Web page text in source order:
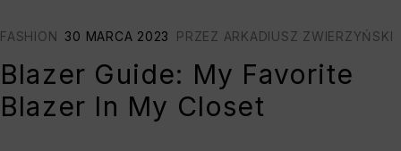
FASHION 30 MARCA 2023 PRZEZ ARKADIUSZ ZWIERZYŃSKI
Blazer Guide: My Favorite
Blazer In My Closet